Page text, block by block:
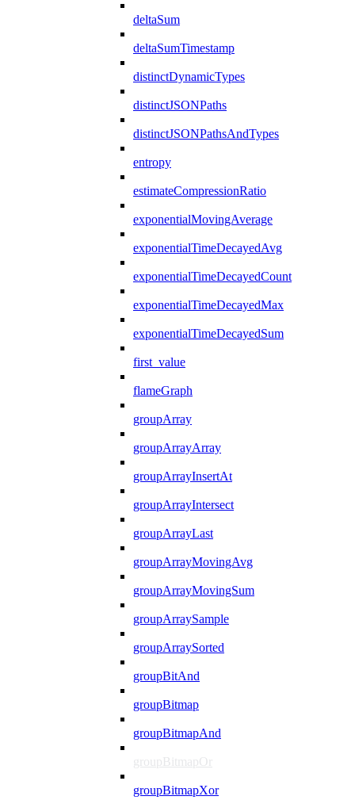
deltaSum
deltaSumTimestamp
distinctDynamicTypes
distinctJSONPaths
distinctJSONPathsAndTypes
entropy
estimateCompressionRatio
exponentialMovingAverage
exponentialTimeDecayedAvg
exponentialTimeDecayedCount
exponentialTimeDecayedMax
exponentialTimeDecayedSum
first_value
flameGraph
groupArray
groupArrayArray
groupArrayInsertAt
groupArrayIntersect
groupArrayLast
groupArrayMovingAvg
groupArrayMovingSum
groupArraySample
groupArraySorted
groupBitAnd
groupBitmap
groupBitmapAnd
groupBitmapOr
groupBitmapXor